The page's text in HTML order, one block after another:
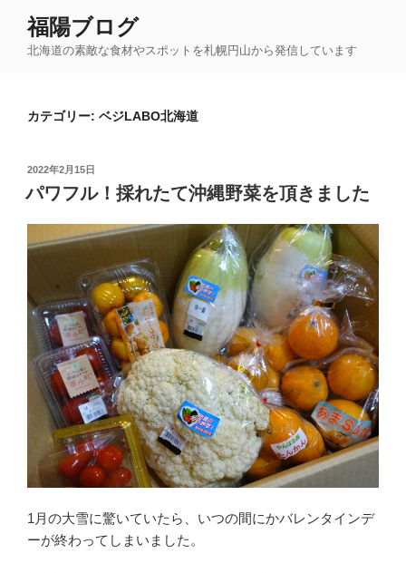
福陽ブログ
北海道の素敵な食材やスポットを札幌円山から発信しています
カテゴリー: ベジLABO北海道
投
日:
2022年2月15日
パワフル！採れたて沖縄野菜を頂きました
1月の大雪に驚いていたら、いつの間にかバレンタインデ
ーが終わってしまいました。